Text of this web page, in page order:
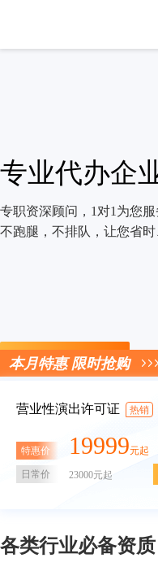
专业代办企
专职资深顾问，1对1为您服
不跑腿，不排队，让您省
立即咨询
本月特惠 限时抢购
营业性演出许可证 热销
特惠价 19999元起
日常价 23000元起
各类行业必备资质